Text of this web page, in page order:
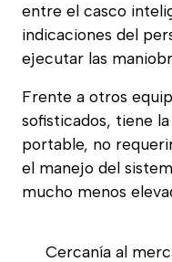
entre el casco
indicaciones del
ejecutar las
Frente a otros
sofisticados, tiene
portable, no
el manejo del
mucho menos
Cercanía al